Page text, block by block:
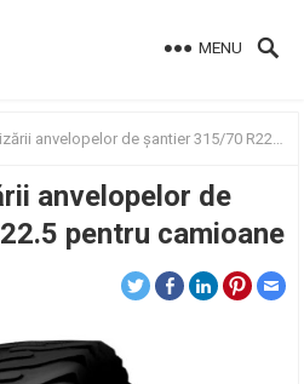
MENU
de șantier 315/70 R22.5 pentru camioane
anvelopelor de
pentru camioane